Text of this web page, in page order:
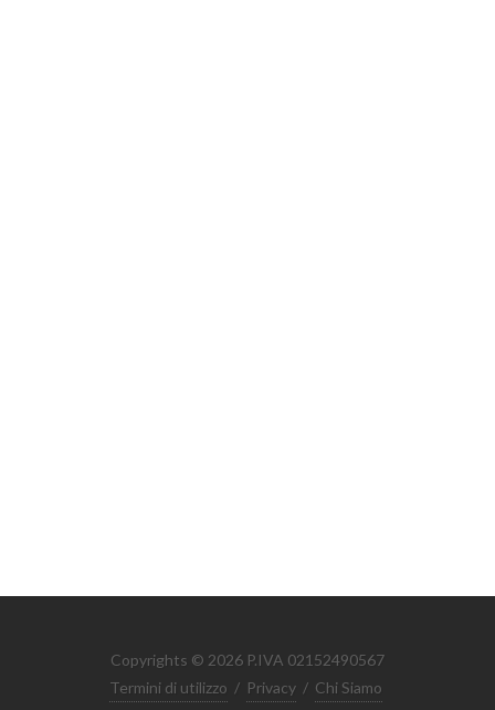
Copyrights © 2026 P.IVA 02152490567
Termini di utilizzo / Privacy / Chi Siamo